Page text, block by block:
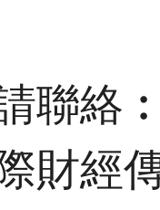
聯絡
財經